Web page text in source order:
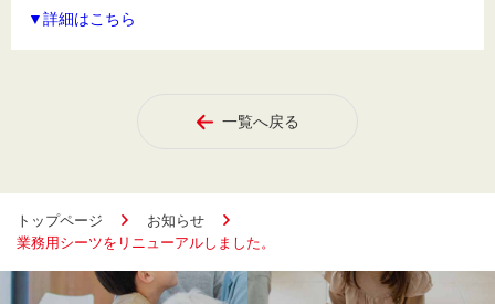
▼詳細はこちら
一覧へ戻る
トップページ
お知らせ
業務用シーツをリニューアルしました。